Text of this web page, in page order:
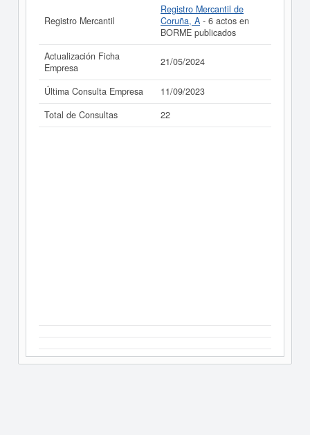
Registro Mercantil
Registro Mercantil de
Coruña, A - 6 actos en
BORME publicados
Actualización Ficha
Empresa
21/05/2024
Última Consulta Empresa
11/09/2023
Total de Consultas
22